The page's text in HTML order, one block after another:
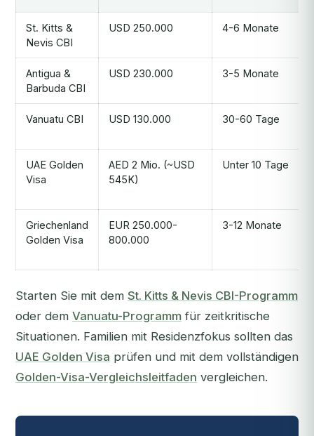
St. Kitts &
Nevis CBI
USD 250.000 4-6 Monate
Antigua &
Barbuda CBI
USD 230.000 3-5 Monate
Vanuatu CBI USD 130.000 30-60 Tage
UAE Golden
Visa
AED 2 Mio. (~USD
545K)
Unter 10 Tage
Griechenland
Golden Visa
EUR 250.000-
800.000
3-12 Monate
Starten Sie mit dem St. Kitts & Nevis CBI-Programm
oder dem Vanuatu-Programm für zeitkritische
Situationen. Familien mit Residenzfokus sollten das
UAE Golden Visa prüfen und mit dem vollständigen
Golden-Visa-Vergleichsleitfaden vergleichen.